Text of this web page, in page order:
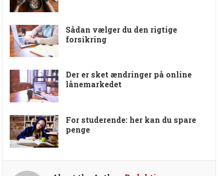
Sådan vælger du den rigtige
forsikring
Der er sket ændringer på online
lånemarkedet
For studerende: her kan du spare
penge